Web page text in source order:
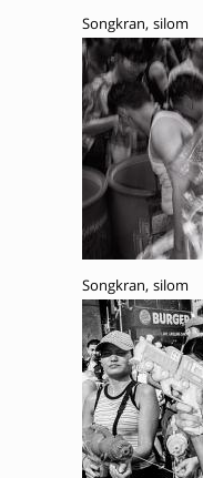
Songkran, silom
Songkran, silom